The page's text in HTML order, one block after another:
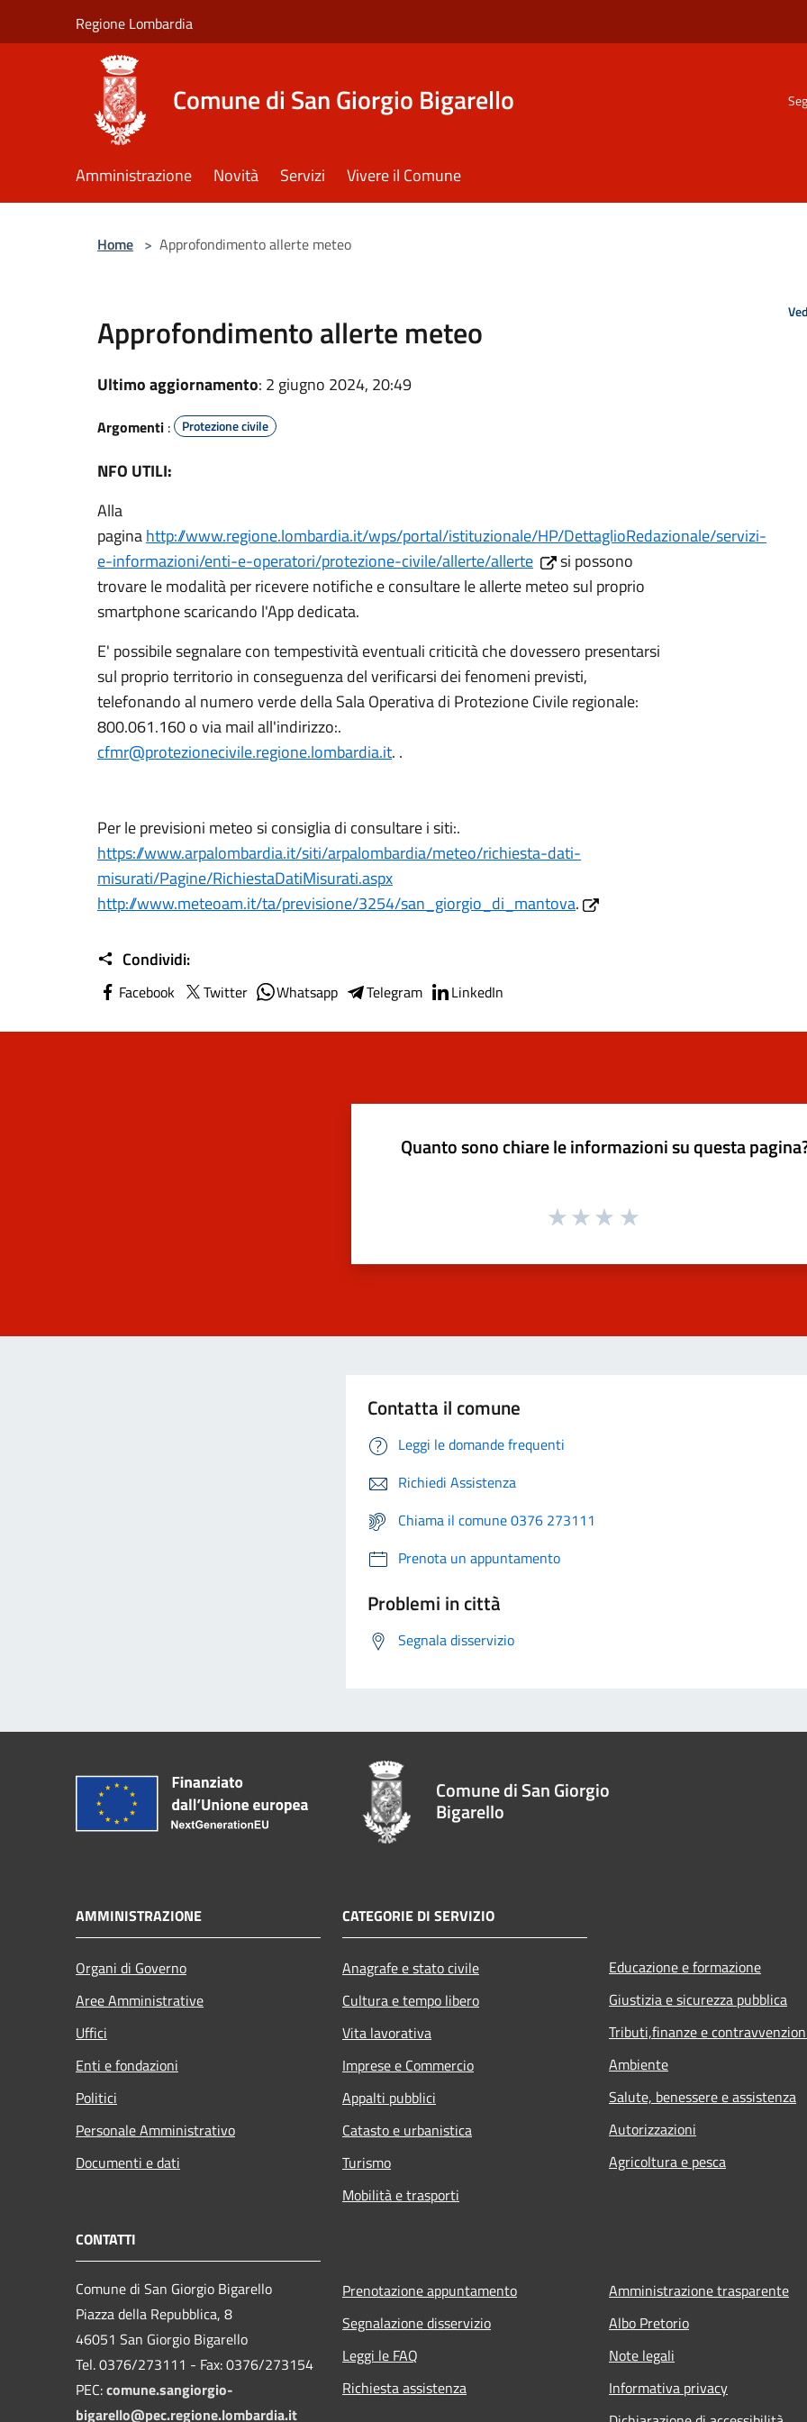
Regione Lombardia
Comune di San Giorgio Bigarello
Amministrazione Novità Servizi Vivere il Comune
Home > Approfondimento allerte meteo
Approfondimento allerte meteo
Ultimo aggiornamento: 2 giugno 2024, 20:49
Argomenti : Protezione civile
NFO UTILI:
Alla
paginahttp://www.regione.lombardia.it/wps/portal/istituzionale/HP/DettaglioRedazionale/servizi-
e-informazioni/enti-e-operatori/protezione-civile/allerte/allerte
si possono
trovare le modalità per ricevere notifiche e consultare le allerte meteo sul proprio
smartphone scaricando l'App dedicata.
E' possibile segnalare con tempestività eventuali criticità che dovessero presentarsi
sul proprio territorio in conseguenza del verificarsi dei fenomeni previsti,
telefonando al numero verde della Sala Operativa di Protezione Civile regionale:
800.061.160 o via mail all'indirizzo:.
cfmr@protezionecivile.regione.lombardia.it. .
Per le previsioni meteo si consiglia di consultare i siti:.
https://www.arpalombardia.it/siti/arpalombardia/meteo/richiesta-dati-
misurati/Pagine/RichiestaDatiMisurati.aspx
http://www.meteoam.it/ta/previsione/3254/san_giorgio_di_mantova.
Condividi:
Facebook Twitter Whatsapp Telegram LinkedIn
Quanto sono chiare le informazioni su questa
Contatta il comune
Leggi le domande frequenti
Richiedi Assistenza
Chiama il comune 0376 273111
Prenota un appuntamento
Problemi in città
Segnala disservizio
Comune di San Giorgio
Bigarello
AMMINISTRAZIONE
Organi di Governo
Aree Amministrative
Uffici
Enti e fondazioni
Politici
Personale Amministrativo
Documenti e dati
CATEGORIE DI SERVIZIO
Anagrafe e stato civile
Cultura e tempo libero
Vita lavorativa
Imprese e Commercio
Appalti pubblici
Catasto e urbanistica
Turismo
Mobilità e trasporti
Educazione e formazione
Giustizia e sicurezza pubblica
Tributi,finanze e
Ambiente
Salute, benessere e assistenza
Autorizzazioni
Agricoltura e pesca
CONTATTI
Comune di San Giorgio Bigarello
Piazza della Repubblica, 8
46051 San Giorgio Bigarello
Tel. 0376/273111 - Fax: 0376/273154
PEC:comune.sangiorgio-
bigarello@pec.regione.lombardia.it
Prenotazione appuntamento
Segnalazione disservizio
Leggi le FAQ
Richiesta assistenza
Amministrazione trasparente
Albo Pretorio
Note legali
Informativa privacy